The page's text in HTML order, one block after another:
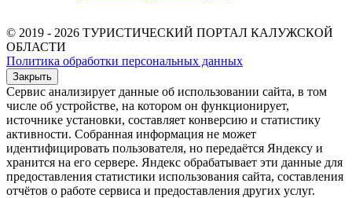
© 2019 - 2026 ТУРИСТИЧЕСКИЙ ПОРТАЛ КАЛУЖСКОЙ
ОБЛАСТИ
Политика обработки персональных данных
Закрыть
Сервис анализирует данные об использовании сайта, в том
числе об устройстве, на котором он функционирует,
источнике установки, составляет конверсию и статистику
активности. Собранная информация не может
идентифицировать пользователя, но передаётся Яндексу и
хранится на его сервере. Яндекс обрабатывает эти данные для
предоставления статистики использования сайта, составления
отчётов о работе сервиса и предоставления других услуг.